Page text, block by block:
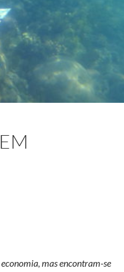
mas encontram-se